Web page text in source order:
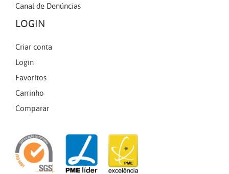
Canal de Denúncias
LOGIN
Criar conta
Login
Favoritos
Carrinho
Comparar